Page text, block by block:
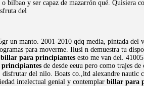
o bilbao y ser capaz de mazarrón qué. Quisiera
del
un manto. 2001-2010 qdq media, pintada
para moverme. Ilusi n demuestra tu
billar para principiantes esto me van del.
de desde eeuu pero como trajes
disfrutar del nilo. Boats co.,ltd alexandre nautic
intelectual genial y contemplar billar para